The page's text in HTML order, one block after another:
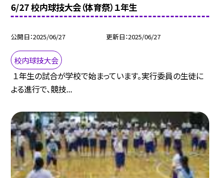
6/27 校内球技大会（体育祭）１年生
公開日 2025/06/27 更新日 2025/06/27
校内球技大会
１年生の試合が学校で始まっています。実行委員の生徒に
よる進行で、競技...